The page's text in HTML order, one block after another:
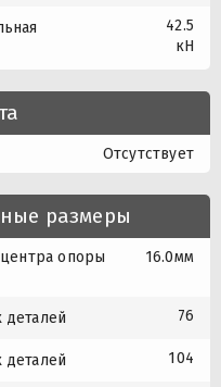
42.5
кН
Отсутствует
размеры
опоры
16.0мм
76
104